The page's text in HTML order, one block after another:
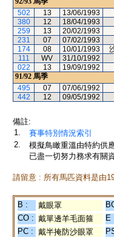
502
13 13/06/1993
380
12 18/04/1993
259
13 20/02/1993
231
07 07/02/1993
174
08 10/01/1993
111
WV 31/10/1992
022
13 19/09/1992
91/92 馬季
495
07 07/06/1992
442
12 09/05/1992
備註:
1.
賽事特別情況索引
2.
模擬鳥瞰重溫由特約供
已盡一切努力務求有關
請留意 : 所有馬匹資料是由
B : 戴眼罩
CO : 戴單邊羊毛面箍 E
PC : 戴半掩防沙眼罩